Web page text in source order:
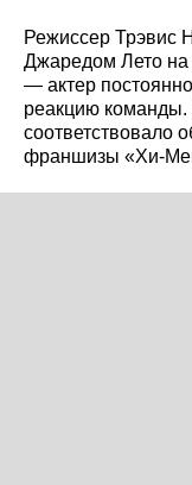
Режиссер Трэвис
Джаредом Лето
— актер
реакцию команды.
соответствовало
франшизы «Хи-